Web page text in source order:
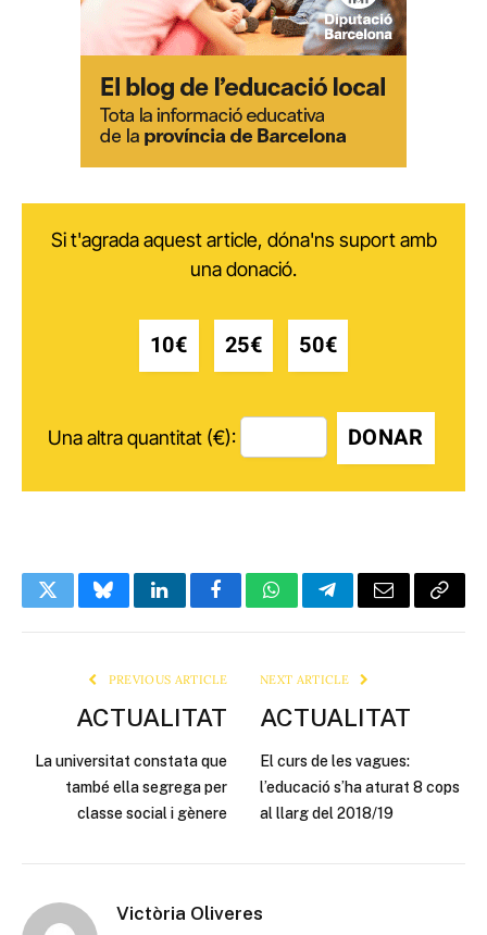
Si t'agrada aquest article, dóna'ns suport amb
una donació.
10€ 25€ 50€
Una altra quantitat (€): DONAR
TwitterBlueskyLinkedInFacebookWhatsAppTelegramEmail Copy
PREVIOUS ARTICLE
ACTUALITAT
La universitat constata que
també ella segrega per
classe social i gènere
NEXT ARTICLE
ACTUALITAT
El curs de les vagues:
l’educació s’ha aturat 8 cops
al llarg del 2018/19
Victòria Oliveres